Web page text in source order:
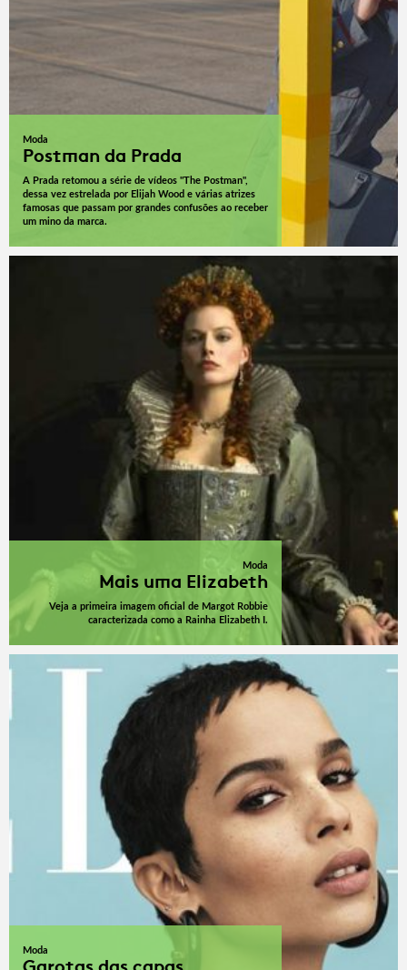
Moda
Postman da Prada
A Prada retomou a série de vídeos "The Postman",
dessa vez estrelada por Elijah Wood e várias atrizes
famosas que passam por grandes confusões ao receber
um mino da marca.
Moda
Mais uma Elizabeth
Veja a primeira imagem oficial de Margot Robbie
caracterizada como a Rainha Elizabeth I.
Moda